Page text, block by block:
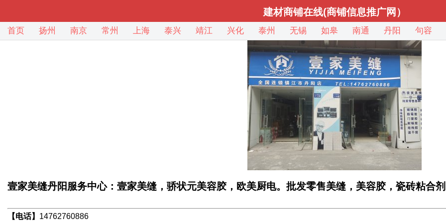
建材商铺在线(商铺信息推广网）
首页 扬州 南京 常州 上海 泰兴 靖江 兴化 泰州 无锡 如皋 南通 丹阳 句容
壹家美缝丹阳服务中心：壹家美缝，骄状元美容胶，欧美厨电。批发零售美缝，美容胶，瓷砖粘合
【电话】 14762760886